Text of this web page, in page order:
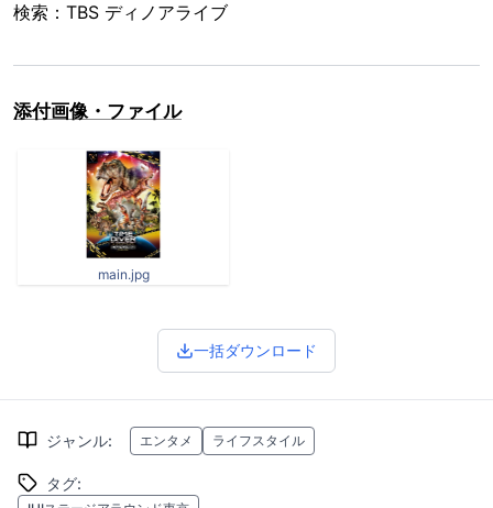
検索：TBS ディノアライブ
添付画像・ファイル
main.jpg
一括ダウンロード
ジャンル: エンタメ ライフスタイル
タグ: